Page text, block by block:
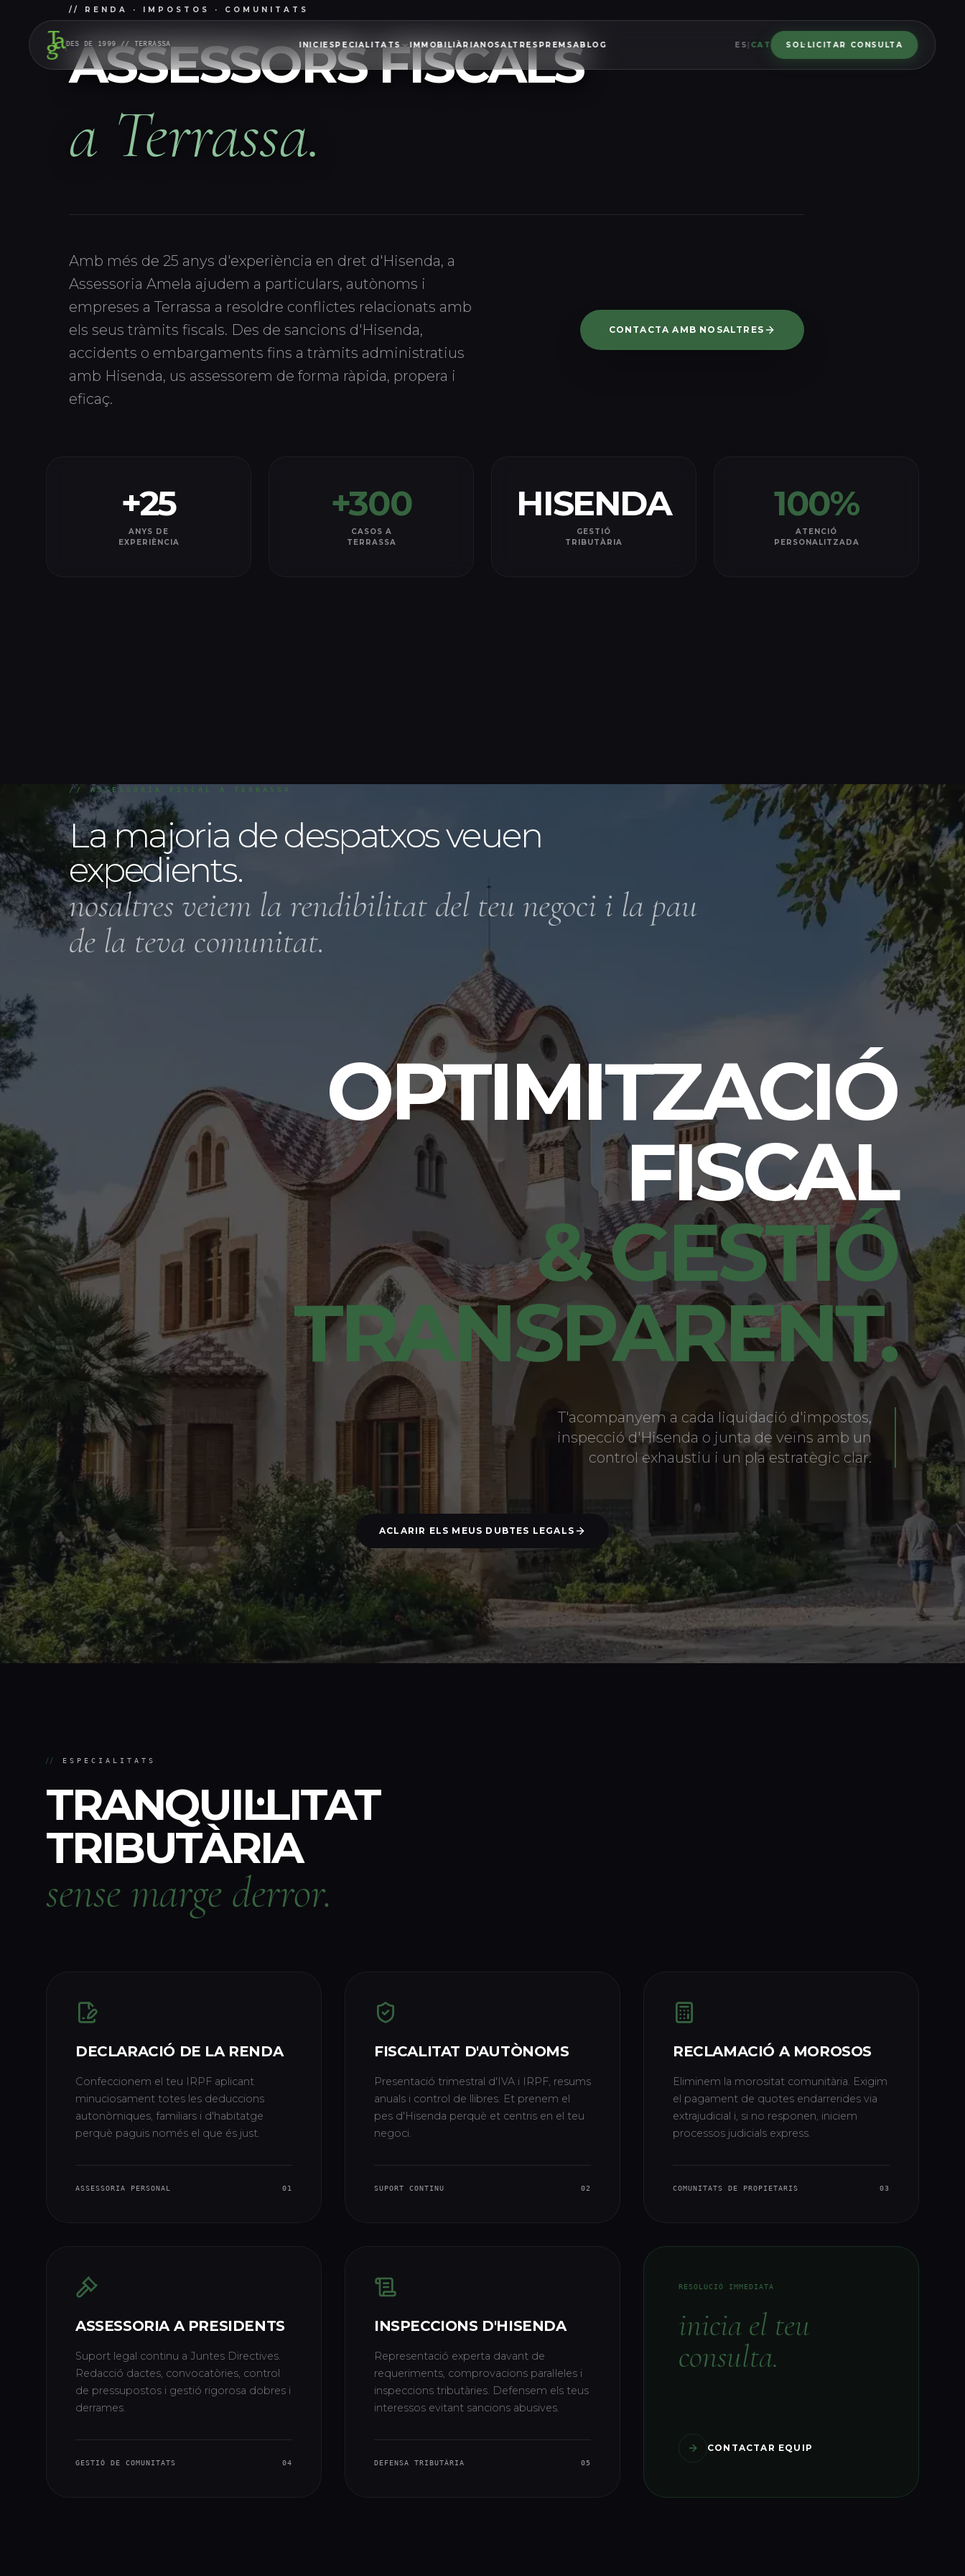
DES DE 1999 // TERRASSA INICIESPECIALITATS IMMOBILIÀRIANOSALTRES PREMSABLOG ES CAT SOL·LICITAR CONSULTA
// COMUNIDADES DE PROPIETARIOS · MOROSOS
ASSESSORS FISCALS
a Terrassa.
Amb més de 25 anys d'experiència en dret d'Hisenda, a
Assessoria Amela ajudem a particulars, autònoms i
empreses a Terrassa a resoldre conflictes relacionats amb
els seus tràmits fiscals. Des de sancions d'Hisenda,
accidents o embargaments fins a tràmits administratius
amb Hisenda, us assessorem de forma ràpida, propera i
eficaç.
CONTACTA AMB NOSALTRES
+25
ANYS DE
EXPERIÈNCIA
+300
CASOS A
TERRASSA
HISENDA
GESTIÓ
TRIBUTÀRIA
100%
ATENCIÓ
PERSONALITZADA
// ASSESSORIA FISCAL A TERRASSA
La majoria de despatxos veuen
expedients.
nosaltres veiem la rendibilitat del teu negoci i la pau
de la teva comunitat.
OPTIMITZACIÓ
FISCAL
& GESTIÓ
TRANSPARENT.
T'acompanyem a cada liquidació d'impostos,
inspecció d'Hisenda o junta de veïns amb un
control exhaustiu i un pla estratègic clar.
ACLARIR ELS MEUS DUBTES LEGALS
// ESPECIALITATS
TRANQUIL·LITAT
TRIBUTÀRIA
sense marge derror.
DECLARACIÓ DE LA RENDA
Confeccionem el teu IRPF aplicant
minuciosament totes les deduccions
autonòmiques, familiars i d'habitatge
perquè paguis només el que és just.
ASSESSORIA PERSONAL 01
FISCALITAT D'AUTÒNOMS
Presentació trimestral d'IVA i IRPF, resums
anuals i control de llibres. Et prenem el
pes d'Hisenda perquè et centris en el teu
negoci.
SUPORT CONTINU 02
RECLAMACIÓ A MOROSOS
Eliminem la morositat comunitària. Exigim
el pagament de quotes endarrerides via
extrajudicial i, si no responen, iniciem
processos judicials express.
COMUNITATS DE PROPIETARIS 03
ASSESSORIA A PRESIDENTS
Suport legal continu a Juntes Directives.
Redacció dactes, convocatòries, control
de pressupostos i gestió rigorosa dobres i
derrames.
GESTIÓ DE COMUNITATS 04
INSPECCIONS D'HISENDA
Representació experta davant de
requeriments, comprovacions paral·leles i
inspeccions tributàries. Defensem els teus
interessos evitant sancions abusives.
DEFENSA TRIBUTÀRIA 05
RESOLUCIÓ IMMEDIATA
inicia el teu
consulta.
CONTACTAR EQUIP